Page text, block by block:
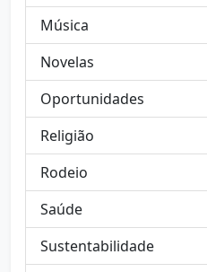
Música
Novelas
Oportunidades
Religião
Rodeio
Saúde
Sustentabilidade